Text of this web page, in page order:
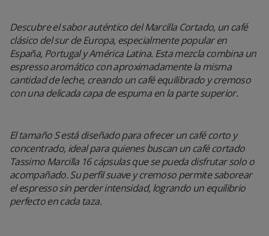
Descubre el sabor auténtico del Marcilla Cortado, un café
clásico del sur de Europa, especialmente popular en
España, Portugal y América Latina. Esta mezcla combina un
espresso aromático con aproximadamente la misma
cantidad de leche, creando un café equilibrado y cremoso
con una delicada capa de espuma en la parte superior.
El tamaño S está diseñado para ofrecer un café corto y
concentrado, ideal para quienes buscan un café cortado
Tassimo Marcilla 16 cápsulas que se pueda disfrutar solo o
acompañado. Su perfil suave y cremoso permite saborear
el espresso sin perder intensidad, logrando un equilibrio
perfecto en cada taza.